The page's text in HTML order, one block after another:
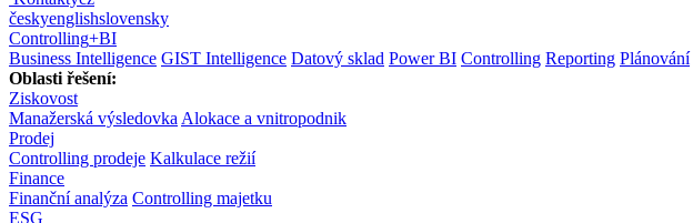
českyenglishslovensky
Controlling+BI
Business Intelligence GIST Intelligence Datový sklad Power BI Controlling Reporting Plánování
Oblasti řešení:
Ziskovost
Manažerská výsledovka Alokace a vnitropodnik
Prodej
Controlling prodeje Kalkulace režií
Finance
Finanční analýza Controlling majetku
ESG